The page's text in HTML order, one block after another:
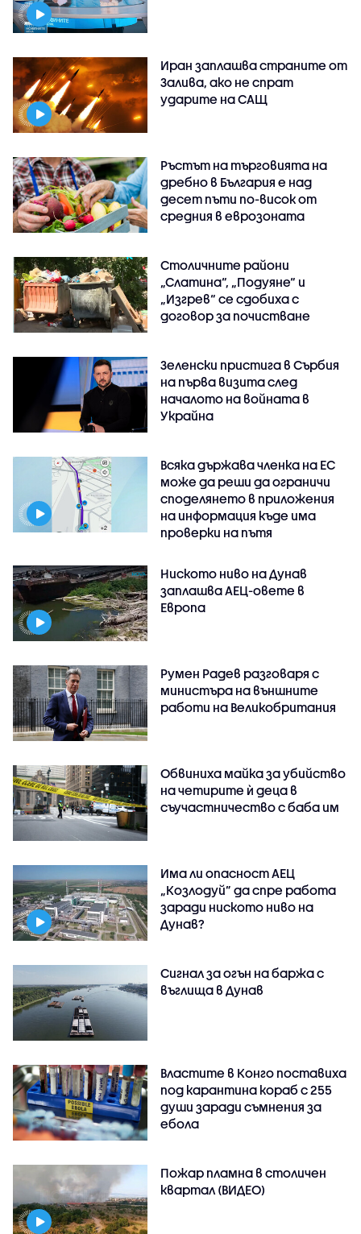
Иран заплашва страните от
Залива, ако не спрат
ударите на САЩ
Ръстът на търговията на
дребно в България е над
десет пъти по-висок от
средния в еврозоната
Столичните райони
„Слатина“, „Подуяне“ и
„Изгрев“ се сдобиха с
договор за почистване
Зеленски пристига в Сърбия
на първа визита след
началото на войната в
Украйна
Всяка държава членка на ЕС
може да реши да ограничи
споделянето в приложения
на информация къде има
проверки на пътя
Ниското ниво на Дунав
заплашва АЕЦ-овете в
Европа
Румен Радев разговаря с
министъра на външните
работи на Великобритания
Обвиниха майка за убийство
на четирите ѝ деца в
съучастничество с баба им
Има ли опасност АЕЦ
„Козлодуй” да спре работа
заради ниското ниво на
Дунав?
Сигнал за огън на баржа с
въглища в Дунав
Властите в Конго поставиха
под карантина кораб с 255
души заради съмнения за
ебола
Пожар пламна в столичен
квартал (ВИДЕО)